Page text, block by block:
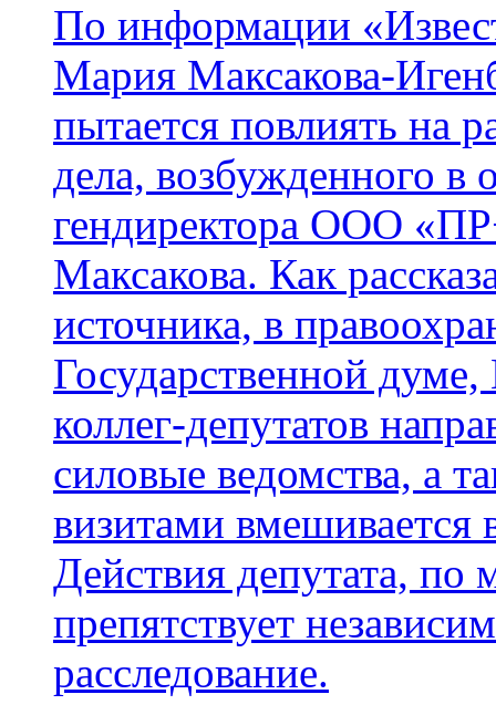
По информации
Мария Максакова-
пытается повлиять на
дела, возбужденного в
гендиректора ООО
Максакова. Как
источника, в
Государственной
коллег-депутатов
силовые ведомства, а
визитами вмешивается
Действия депутата, по
препятствует
расследование.